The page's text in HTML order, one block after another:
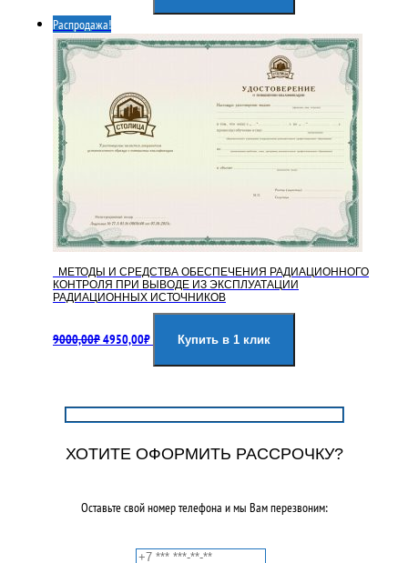
9000,00₽.
Распродажа!
МЕТОДЫ И СРЕДСТВА ОБЕСПЕЧЕНИЯ РАДИАЦИОННОГО
КОНТРОЛЯ ПРИ ВЫВОДЕ ИЗ ЭКСПЛУАТАЦИИ
РАДИАЦИОННЫХ ИСТОЧНИКОВ
9000,00₽цена
4950,00₽цена:
Купить в 1 клик
ХОТИТЕ ОФОРМИТЬ РАССРОЧКУ?
Оставьте свой номер телефона и мы Вам перезвоним: